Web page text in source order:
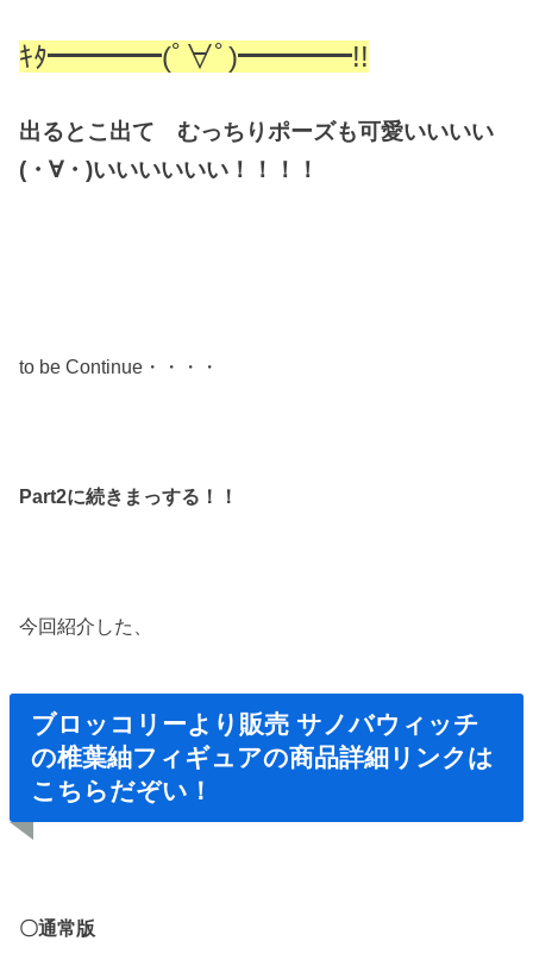
ｷﾀ━━━━(ﾟ∀ﾟ)━━━━!!
出るとこ出て むっちりポーズも可愛いいいい
(・∀・)いいいいいい！！！！
to be Continue・・・・
Part2に続きまっする！！
今回紹介した、
ブロッコリーより販売 サノバウィッチ
の椎葉紬フィギュアの商品詳細リンクは
こちらだぞい！
〇通常版